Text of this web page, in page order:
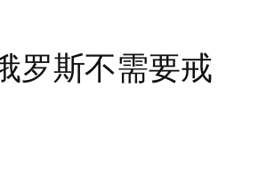
罗斯不需要戒